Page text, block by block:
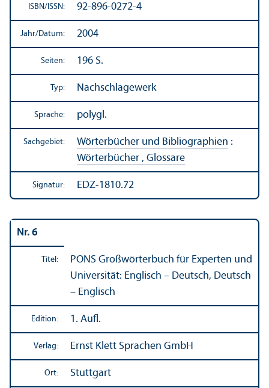
ISBN/ ISSN: 92-896-0272-4
Jahr/Datum: 2004
Seiten: 196 S.
Typ: Nachschlagewerk
Sprache: polygl.
Sachgebiet: Wörterbücher und Bibliographien :
Wörterbücher , Glossare
Signatur: EDZ-1810.72
Nr. 6
Titel:
PONS Großwörterbuch für Experten und
Universität: Englisch – Deutsch, Deutsch
– Englisch
Edition: 1. Aufl.
Verlag: Ernst Klett Sprachen GmbH
Ort: Stuttgart